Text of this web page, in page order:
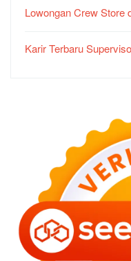
Lowongan Crew
Karir Terbaru